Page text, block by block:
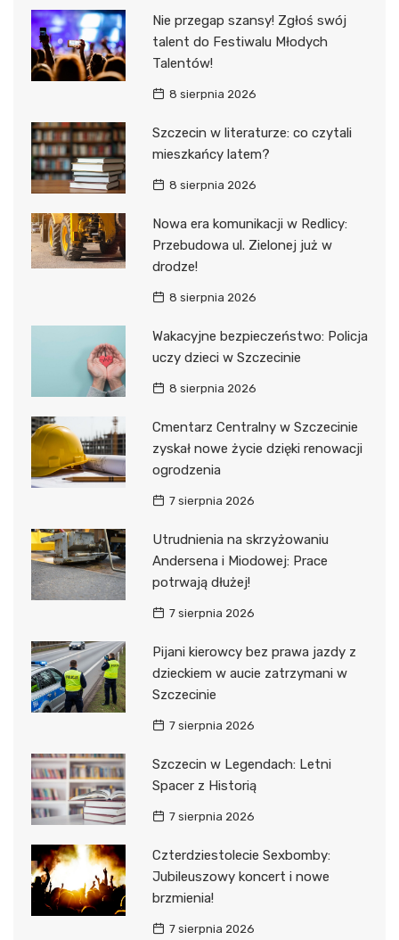
Nie przegap szansy! Zgłoś swój
talent do Festiwalu Młodych
Talentów!
8 sierpnia 2026
Szczecin w literaturze: co czytali
mieszkańcy latem?
8 sierpnia 2026
Nowa era komunikacji w Redlicy:
Przebudowa ul. Zielonej już w
drodze!
8 sierpnia 2026
Wakacyjne bezpieczeństwo: Policja
uczy dzieci w Szczecinie
8 sierpnia 2026
Cmentarz Centralny w Szczecinie
zyskał nowe życie dzięki renowacji
ogrodzenia
7 sierpnia 2026
Utrudnienia na skrzyżowaniu
Andersena i Miodowej: Prace
potrwają dłużej!
7 sierpnia 2026
Pijani kierowcy bez prawa jazdy z
dzieckiem w aucie zatrzymani w
Szczecinie
7 sierpnia 2026
Szczecin w Legendach: Letni
Spacer z Historią
7 sierpnia 2026
Czterdziestolecie Sexbomby:
Jubileuszowy koncert i nowe
brzmienia!
7 sierpnia 2026